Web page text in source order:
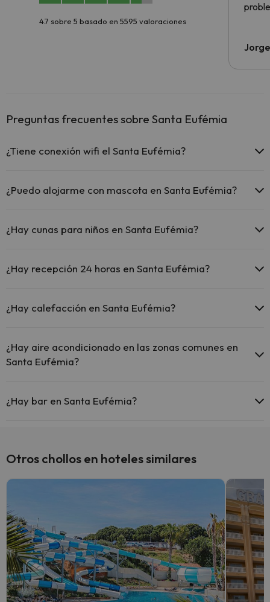
4.7 sobre 5 basado en 5595 valoraciones
Preguntas frecuentes sobre Santa Eufémia
¿Tiene conexión wifi el Santa Eufémia?
El Santa Eufémia ofrece Wi-Fi gratuito en zonas comunes.
¿Puedo alojarme con mascota en Santa Eufémia?
¿Hay cunas para niños en Santa Eufémia?
antes de iniciar tu viaje).
¿Hay recepción 24 horas en Santa Eufémia?
¿Hay calefacción en Santa Eufémia?
¿Hay aire acondicionado en las zonas comunes en
Santa Eufémia?
¿Hay bar en Santa Eufémia?
Otros chollos en hoteles similares